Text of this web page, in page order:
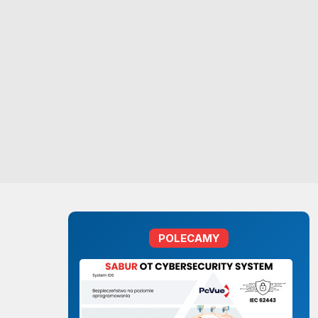
POLECAMY